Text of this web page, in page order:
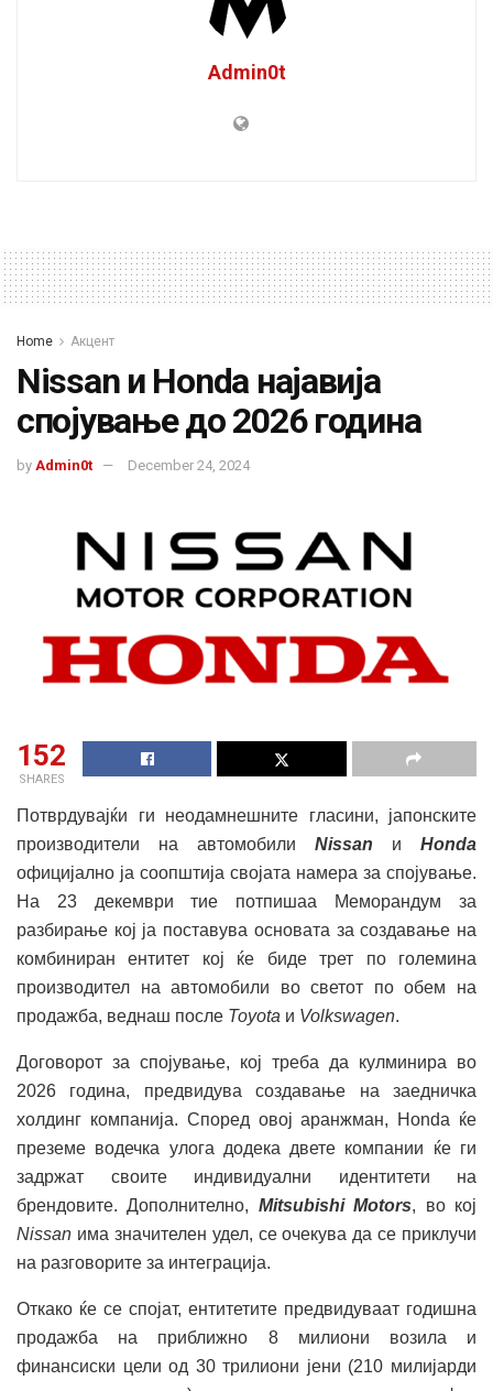
Admin0t
Home Акцент
Nissan и Honda најавија
спојување до 2026 година
by Admin0t December 24, 2024
152
SHARES
Потврдувајќи ги неодамнешните гласини, јапонските
производители на автомобили Nissan и Honda
официјално ја соопштија својата намера за спојување.
На 23 декември тие потпишаа Меморандум за
разбирање кој ја поставува основата за создавање на
комбиниран ентитет кој ќе биде трет по големина
производител на автомобили во светот по обем на
продажба, веднаш после Toyota и Volkswagen.
Договорот за спојување, кој треба да кулминира во
2026 година, предвидува создавање на заедничка
холдинг компанија. Според овој аранжман, Honda ќе
преземе водечка улога додека двете компании ќе ги
задржат своите индивидуални идентитети на
брендовите. Дополнително, Mitsubishi Motors, во кој
Nissan има значителен удел, се очекува да се приклучи
на разговорите за интеграција.
Откако ќе се спојат, ентитетите предвидуваат годишна
продажба на приближно 8 милиони возила и
финансиски цели од 30 трилиони јени (210 милијарди